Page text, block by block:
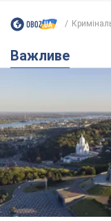
Якою була
чому її боялася
Державним символом
час назад 3,9 т.
Олександру
відомо про
символа 90-х та